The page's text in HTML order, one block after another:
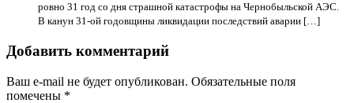
ровно 31 год со дня страшной катастрофы на Чернобыльской АЭС.
В канун 31-ой годовщины ликвидации последствий аварии […]
Добавить комментарий
Ваш e-mail не будет опубликован. Обязательные поля
помечены *